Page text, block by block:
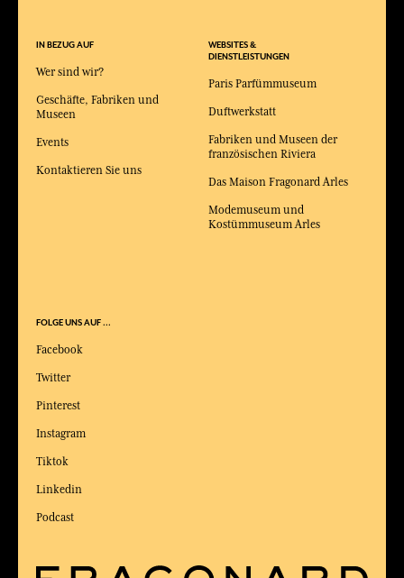
WEBSITES &
DIENSTLEISTUNGEN
Paris Parfümmuseum
Duftwerkstatt
Fabriken und Museen der
französischen Riviera
Das Maison Fragonard Arles
Modemuseum und
Kostümmuseum Arles
IN BEZUG AUF
Wer sind wir?
Geschäfte, Fabriken und
Museen
Events
Kontaktieren Sie uns
FOLGE UNS AUF ...
Facebook
Twitter
Pinterest
Instagram
Tiktok
Linkedin
Podcast